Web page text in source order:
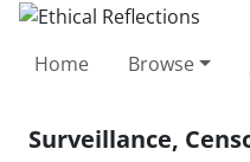
Home Browse
Surveillance,